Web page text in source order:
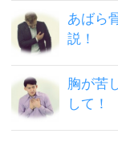
あばら
説！
胸が苦
して！